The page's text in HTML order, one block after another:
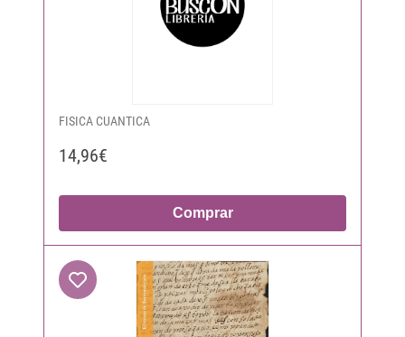
FISICA CUANTICA
14,96€
Comprar